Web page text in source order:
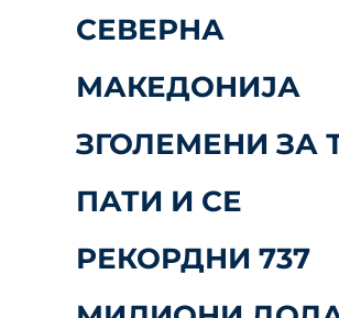
СЕВЕРНА
МАКЕДОНИЈА
ЗГОЛЕМЕНИ ЗА
ПАТИ И СЕ
РЕКОРДНИ 737